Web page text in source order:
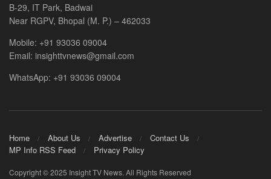
B-29, IT Park, Badwai
Near RGPV, Bhopal (M. P.) – 462033
Mobile: +91 93036 09004
Email: insighttvnews@gmail.com
WhatsApp: +91 93036 09004
Home About Us Advertise
Contact Us
MP Info RSS Feed
Privacy Policy
Copyright © 2025 Insight TV News. All Rights Reserved